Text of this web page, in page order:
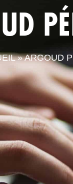
LA CPTS
»ARGOUD